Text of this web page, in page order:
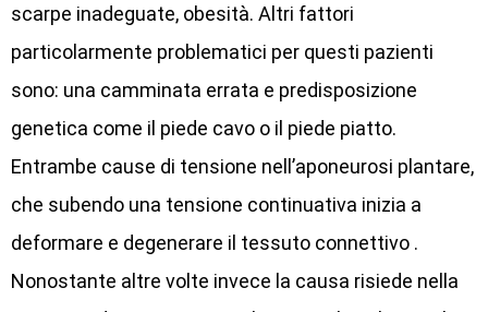
scarpe inadeguate, obesità. Altri fattori
particolarmente problematici per questi pazienti
sono: una camminata errata e predisposizione
genetica come il piede cavo o il piede piatto.
Entrambe cause di tensione nell’aponeurosi plantare,
che subendo una tensione continuativa inizia a
deformare e degenerare il tessuto connettivo .
Nonostante altre volte invece la causa risiede nella